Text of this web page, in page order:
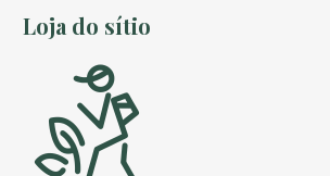
Loja do sítio